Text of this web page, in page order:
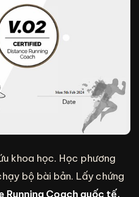
khoa học. Học phương
bộ bài bản. Lấy chứng
Running Coach quốc tế.